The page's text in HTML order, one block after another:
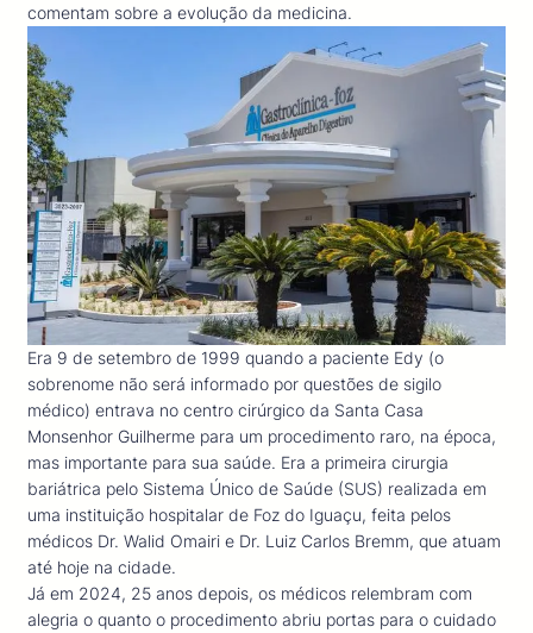
comentam sobre a evolução da medicina.
Era 9 de setembro de 1999 quando a paciente Edy (o
sobrenome não será informado por questões de sigilo
médico) entrava no centro cirúrgico da Santa Casa
Monsenhor Guilherme para um procedimento raro, na época,
mas importante para sua saúde. Era a primeira cirurgia
bariátrica pelo Sistema Único de Saúde (SUS) realizada em
uma instituição hospitalar de Foz do Iguaçu, feita pelos
médicos Dr. Walid Omairi e Dr. Luiz Carlos Bremm, que atuam
até hoje na cidade.
Já em 2024, 25 anos depois, os médicos relembram com
alegria o quanto o procedimento abriu portas para o cuidado